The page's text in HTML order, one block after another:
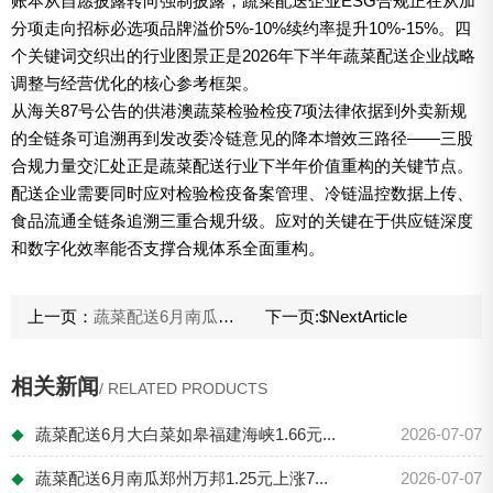
分项走向招标必选项品牌溢价5%-10%续约率提升10%-15%。四
个关键词交织出的行业图景正是2026年下半年蔬菜配送企业战略
调整与经营优化的核心参考框架。
从海关87号公告的供港澳蔬菜检验检疫7项法律依据到外卖新规
的全链条可追溯再到发改委冷链意见的降本增效三路径——三股
合规力量交汇处正是蔬菜配送行业下半年价值重构的关键节点。
配送企业需要同时应对检验检疫备案管理、冷链温控数据上传、
食品流通全链条追溯三重合规升级。应对的关键在于供应链深度
和数字化效率能否支撑合规体系全面重构。
上一页： 蔬菜配送6月南瓜郑州万邦1.25元上涨78.6%：触底反弹品种提前锁定货源采购策略实操 下一页:$NextArticle
相关新闻/ RELATED PRODUCTS
◆ 蔬菜配送6月大白菜如皋福建海峡1.66元... 2026-07-07
◆ 蔬菜配送6月南瓜郑州万邦1.25元上涨7... 2026-07-07